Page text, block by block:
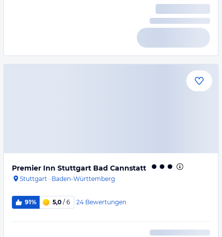
Premier Inn Stuttgart Bad Cannstatt
Stuttgart · Baden-Württemberg
91% 5,0 / 6 24 Bewertungen